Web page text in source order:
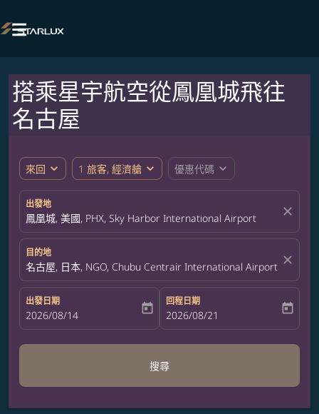

搭乘星宇航空從鳳凰城飛往
名古屋
來回 expand_more 1 旅客, 經濟艙 expand_more 優惠代碼 expand_more
出發地
鳳凰城, 美國, PHX, Sky Harbor International Airport close
目的地
名古屋, 日本, NGO, Chubu Centrair International Airport close
出發日期
fc-booking-departure-date-aria-label
2026/08/14 today
回程日期
fc-booking-return-date-aria-label
2026/08/21 today
搜尋